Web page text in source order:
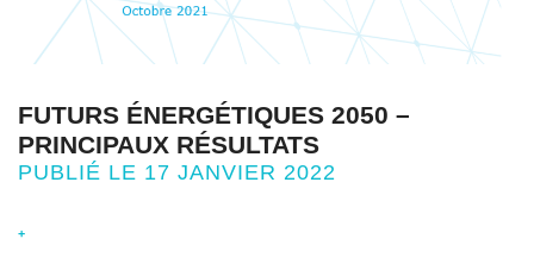
FUTURS ÉNERGÉTIQUES 2050 –
PRINCIPAUX RÉSULTATS
PUBLIÉ LE 17 JANVIER 2022
+